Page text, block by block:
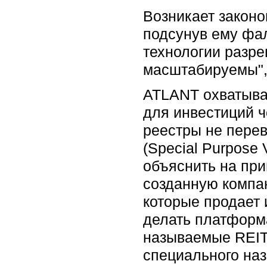
Возникает
подсунув ему
технологии
масштабируемы",
ATLANT
для инвестиций
реестры не
(Special Purpose
объяснить на
созданную
которые
делать
называемые
специального